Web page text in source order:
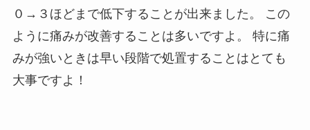
０→３ほどまで低下することが出来ました。 この
ように痛みが改善することは多いですよ。 特に痛
みが強いときは早い段階で処置することはとても
大事ですよ！